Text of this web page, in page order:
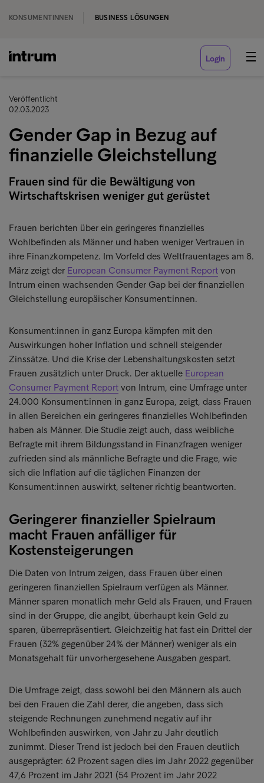
KONSUMENTINNEN BUSINESS LÖSUNGEN
Login
Veröffentlicht
02.03.2023
Gender Gap in Bezug auf
finanzielle Gleichstellung
Frauen sind für die Bewältigung von
Wirtschaftskrisen weniger gut gerüstet
Frauen berichten über ein geringeres finanzielles
Wohlbefinden als Männer und haben weniger Vertrauen in
ihre Finanzkompetenz. Im Vorfeld des Weltfrauentages am 8.
März zeigt der European Consumer Payment Report von
Intrum einen wachsenden Gender Gap bei der finanziellen
Gleichstellung europäischer Konsument:innen.
Konsument:innen in ganz Europa kämpfen mit den
Auswirkungen hoher Inflation und schnell steigender
Zinssätze. Und die Krise der Lebenshaltungskosten setzt
Frauen zusätzlich unter Druck. Der aktuelle European
Consumer Payment Report von Intrum, eine Umfrage unter
24.000 Konsument:innen in ganz Europa, zeigt, dass Frauen
in allen Bereichen ein geringeres finanzielles Wohlbefinden
haben als Männer. Die Studie zeigt auch, dass weibliche
Befragte mit ihrem Bildungsstand in Finanzfragen weniger
zufrieden sind als männliche Befragte und die Frage, wie
sich die Inflation auf die täglichen Finanzen der
Konsument:innen auswirkt, seltener richtig beantworten.
Geringerer finanzieller Spielraum
macht Frauen anfälliger für
Kostensteigerungen
Die Daten von Intrum zeigen, dass Frauen über einen
geringeren finanziellen Spielraum verfügen als Männer.
Männer sparen monatlich mehr Geld als Frauen, und Frauen
sind in der Gruppe, die angibt, überhaupt kein Geld zu
sparen, überrepräsentiert. Gleichzeitig hat fast ein Drittel der
Frauen (32% gegenüber 24% der Männer) weniger als ein
Monatsgehalt für unvorhergesehene Ausgaben gespart.
Die Umfrage zeigt, dass sowohl bei den Männern als auch
bei den Frauen die Zahl derer, die angeben, dass sich
steigende Rechnungen zunehmend negativ auf ihr
Wohlbefinden auswirken, von Jahr zu Jahr deutlich
zunimmt. Dieser Trend ist jedoch bei den Frauen deutlich
ausgeprägter: 62 Prozent sagen dies im Jahr 2022 gegenüber
47,6 Prozent im Jahr 2021 (54 Prozent im Jahr 2022